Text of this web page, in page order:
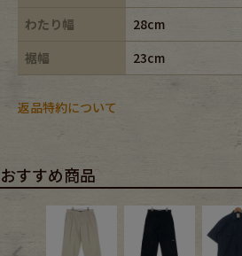
わたり幅
28cm
裾幅
23cm
返品特約について
おすすめ商品